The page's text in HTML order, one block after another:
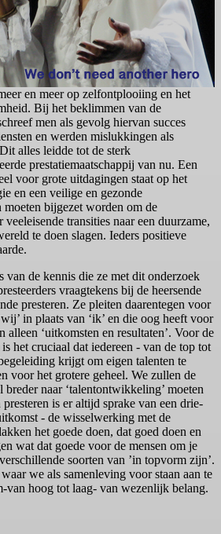
en meer op zelfontplooiing en het
Bij het beklimmen van de
men als gevolg hiervan succes
en werden mislukkingen als
alles leidde tot de sterk
prestatiemaatschappij van nu. Een
voor grote uitdagingen staat op het
en een veilige en gezonde
bijgezet worden om de
transities naar een duurzame,
te doen slagen. Ieders positieve
van de kennis die ze met dit onderzoek
vraagtekens bij de heersende
presteren. Ze pleiten daarentegen voor
in plaats van ‘ik’ en die oog heeft voor
alleen ‘uitkomsten en resultaten’. Voor de
het cruciaal dat iedereen - van de top tot
krijgt om eigen talenten te
voor het grotere geheel. We zullen de
naar ‘talentontwikkeling’ moeten
is er altijd sprake van een drie-
- de wisselwerking met de
het goede doen, dat goed doen en
wat dat goede voor de mensen om je
soorten van ’in topvorm zijn’.
we als samenleving voor staan aan te
van hoog tot laag- van wezenlijk belang.